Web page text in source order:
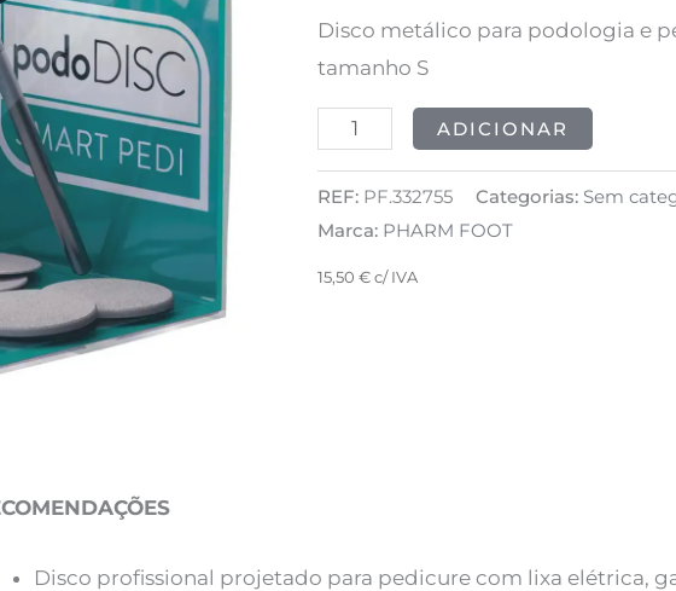
Disco metálico para podologia e
tamanho S
podoDISC
S
ADICIONAR
REF: PF.332755 Categorias: Sem
Marca: PHARM FOOT
15,50 €c/ IVA
Disco profissional projetado para pedicure com lixa elétrica,